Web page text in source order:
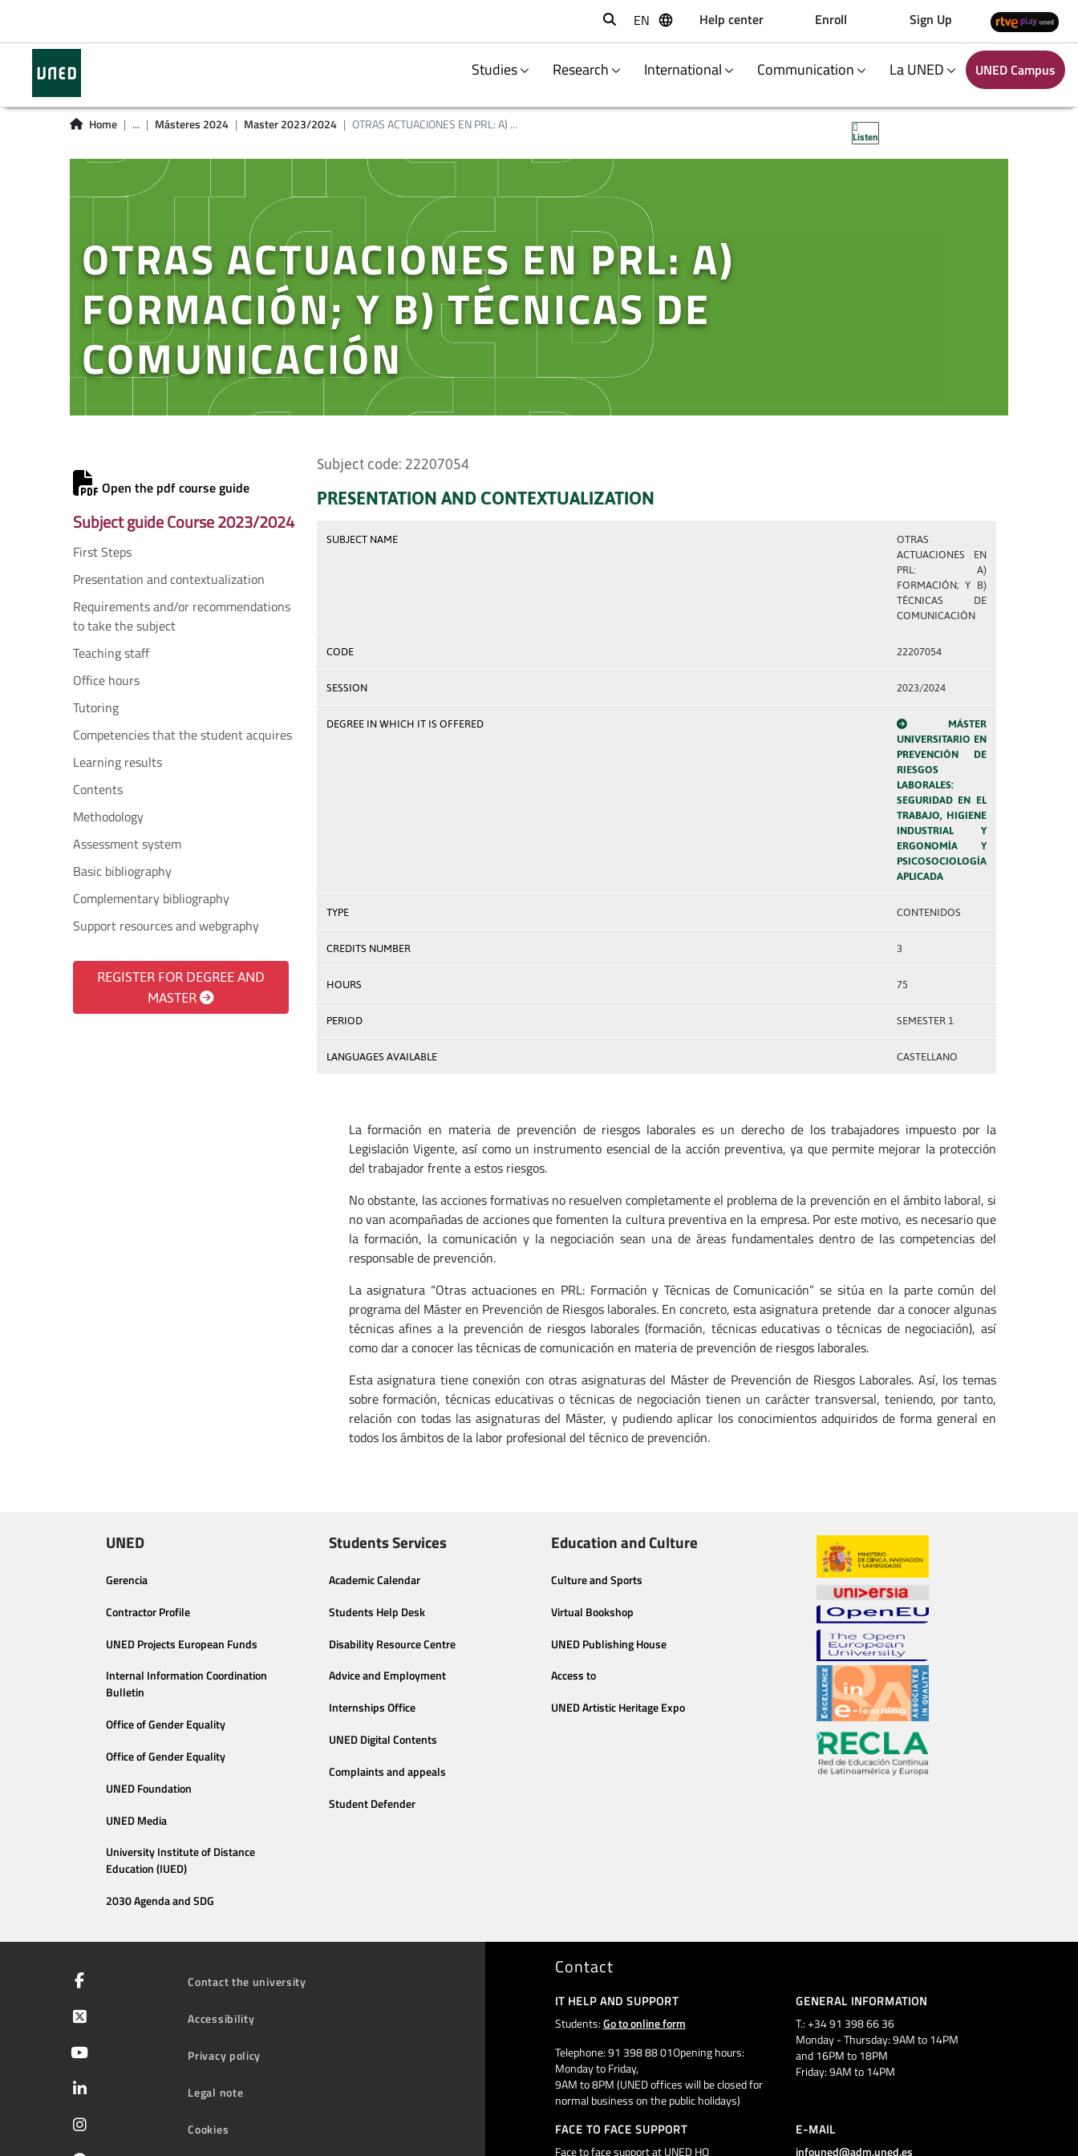
Buscar
EN Help center Enroll Sign Up
Studies Research International Communication La UNED UNED Campus
Home ... Másteres 2024 Master 2023/2024 OTRAS ACTUACIONES EN PRL: A) ...
Listen
OTRAS ACTUACIONES EN PRL: A)
FORMACIÓN; Y B) TÉCNICAS DE
COMUNICACIÓN
Open the pdf course guide
Subject guide Course 2023/2024
First Steps
Presentation and contextualization
Requirements and/or recommendations
to take the subject
Teaching staff
Office hours
Tutoring
Competencies that the student acquires
Learning results
Contents
Methodology
Assessment system
Basic bibliography
Complementary bibliography
Support resources and webgraphy
REGISTER FOR DEGREE AND
MASTER
Subject code: 22207054
PRESENTATION AND CONTEXTUALIZATION
SUBJECT NAME
OTRAS
ACTUACIONES EN
PRL: A)
FORMACIÓN; Y B)
TÉCNICAS DE
COMUNICACIÓN
CODE 22207054
SESSION 2023/2024
DEGREE IN WHICH IT IS OFFERED
MÁSTER
UNIVERSITARIO EN
PREVENCIÓN DE
RIESGOS
LABORALES:
SEGURIDAD EN EL
TRABAJO, HIGIENE
INDUSTRIAL Y
ERGONOMÍA Y
PSICOSOCIOLOGÍA
APLICADA
TYPE CONTENIDOS
CREDITS NUMBER 3
HOURS 75
PERIOD SEMESTER 1
LANGUAGES AVAILABLE CASTELLANO
La formación en materia de prevención de riesgos laborales es un derecho de los trabajadores impuesto por la
Legislación Vigente, así como un instrumento esencial de la acción preventiva, ya que permite mejorar la protección
del trabajador frente a estos riesgos.
No obstante, las acciones formativas no resuelven completamente el problema de la prevención en el ámbito laboral, si
no van acompañadas de acciones que fomenten la cultura preventiva en la empresa. Por este motivo, es necesario que
la formación, la comunicación y la negociación sean una de áreas fundamentales dentro de las competencias del
responsable de prevención.
La asignatura “Otras actuaciones en PRL: Formación y Técnicas de Comunicación” se sitúa en la parte común del
programa del Máster en Prevención de Riesgos laborales. En concreto, esta asignatura pretende dar a conocer algunas
técnicas afines a la prevención de riesgos laborales (formación, técnicas educativas o técnicas de negociación), así
como dar a conocer las técnicas de comunicación en materia de prevención de riesgos laborales.
Esta asignatura tiene conexión con otras asignaturas del Máster de Prevención de Riesgos Laborales. Así, los temas
sobre formación, técnicas educativas o técnicas de negociación tienen un carácter transversal, teniendo, por tanto,
relación con todas las asignaturas del Máster, y pudiendo aplicar los conocimientos adquiridos de forma general en
todos los ámbitos de la labor profesional del técnico de prevención.
UNED
Gerencia
Contractor Profile
UNED Projects European Funds
Internal Information Coordination
Bulletin
Office of Gender Equality
Office of Gender Equality
UNED Foundation
UNED Media
University Institute of Distance
Education (IUED)
2030 Agenda and SDG
Students Services
Academic Calendar
Students Help Desk
Disability Resource Centre
Advice and Employment
Internships Office
UNED Digital Contents
Complaints and appeals
Student Defender
Education and Culture
Culture and Sports
Virtual Bookshop
UNED Publishing House
Access to
UNED Artistic Heritage Expo
Contact the university
Accessibility
Privacy policy
Legal note
Cookies
Contact
IT HELP AND SUPPORT
Students:Go to online form
Telephone: 91 398 88 01Opening hours:
Monday to Friday,
9AM to 8PM (UNED offices will be closed for
normal business on the public holidays)
GENERAL INFORMATION
T.: +34 91 398 66 36
Monday - Thursday: 9AM to 14PM
and 16PM to 18PM
Friday: 9AM to 14PM
FACE TO FACE SUPPORT
Face to face support at UNED HQ
E-MAIL
infouned@adm.uned.es